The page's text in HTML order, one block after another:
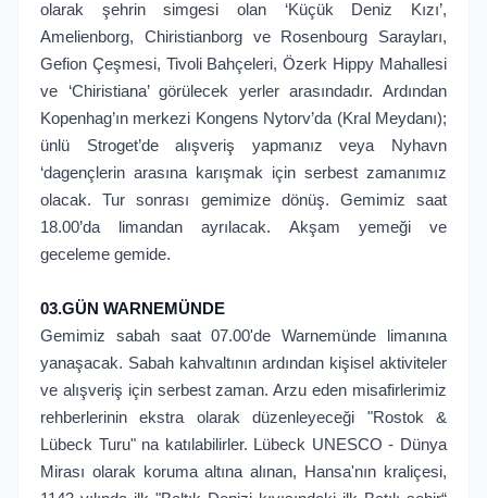
olarak şehrin simgesi olan ‘Küçük Deniz Kızı’,
Amelienborg, Chiristianborg ve Rosenbourg Sarayları,
Gefion Çeşmesi, Tivoli Bahçeleri, Özerk Hippy Mahallesi
ve ‘Chiristiana’ görülecek yerler arasındadır. Ardından
Kopenhag’ın merkezi Kongens Nytorv’da (Kral Meydanı);
ünlü Stroget’de alışveriş yapmanız veya Nyhavn
‘dagençlerin arasına karışmak için serbest zamanımız
olacak. Tur sonrası gemimize dönüş. Gemimiz saat
18.00’da limandan ayrılacak. Akşam yemeği ve
geceleme gemide.
03.GÜN WARNEMÜNDE
Gemimiz sabah saat 07.00'de Warnemünde limanına
yanaşacak. Sabah kahvaltının ardından kişisel aktiviteler
ve alışveriş için serbest zaman. Arzu eden misafirlerimiz
rehberlerinin ekstra olarak düzenleyeceği "Rostok &
Lübeck Turu" na katılabilirler. Lübeck UNESCO - Dünya
Mirası olarak koruma altına alınan, Hansa'nın kraliçesi,